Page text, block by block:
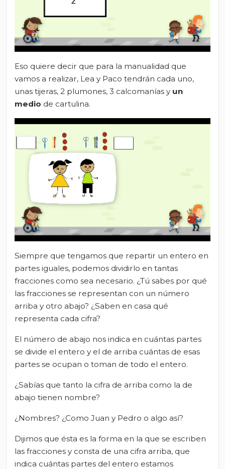
Eso quiere decir que para la manualidad que
vamos a realizar, Lea y Paco tendrán cada uno,
unas tijeras, 2 plumones, 3 calcomanías y un
medio de cartulina.
Siempre que tengamos que repartir un entero en
partes iguales, podemos dividirlo en tantas
fracciones como sea necesario. ¿Tú sabes por qué
las fracciones se representan con un número
arriba y otro abajo? ¿Saben en casa qué
representa cada cifra?
El número de abajo nos indica en cuántas partes
se divide el entero y el de arriba cuántas de esas
partes se ocupan o toman de todo el entero.
¿Sabías que tanto la cifra de arriba como la de
abajo tienen nombre?
¿Nombres? ¿Como Juan y Pedro o algo así?
Dijimos que ésta es la forma en la que se escriben
las fracciones y consta de una cifra arriba, que
indica cuántas partes del entero estamos